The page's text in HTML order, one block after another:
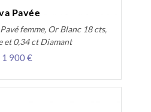
Pavée
femme, Or Blanc 18 cts,
et 0,34 ct Diamant
1 900 €